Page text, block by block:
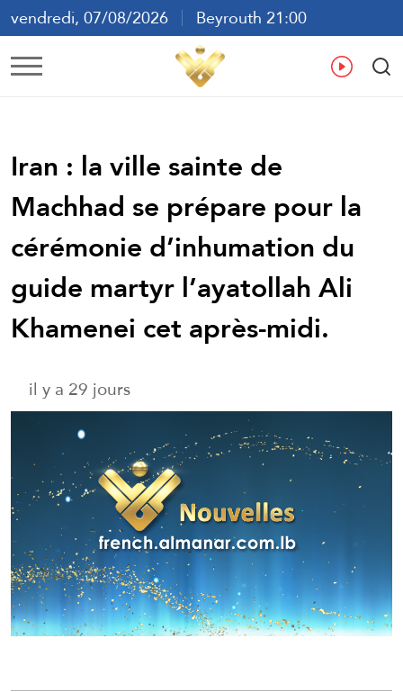
vendredi, 07/08/2026
Beyrouth 21:00
ع
Iran : la ville sainte de
Machhad se prépare pour la
cérémonie d’inhumation du
guide martyr l’ayatollah Ali
Khamenei cet après-midi.
il y a 29 jours